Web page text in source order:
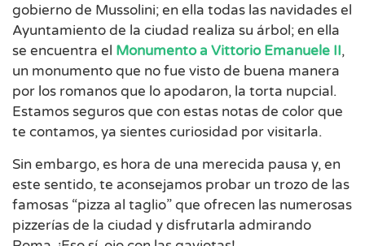
gobierno de Mussolini; en ella todas las navidades el
Ayuntamiento de la ciudad realiza su árbol; en ella
se encuentra el Monumento a Vittorio Emanuele II,
un monumento que no fue visto de buena manera
por los romanos que lo apodaron, la torta nupcial.
Estamos seguros que con estas notas de color que
te contamos, ya sientes curiosidad por visitarla.
Sin embargo, es hora de una merecida pausa y, en
este sentido, te aconsejamos probar un trozo de las
famosas “pizza al taglio” que ofrecen las numerosas
pizzerías de la ciudad y disfrutarla admirando